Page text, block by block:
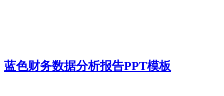
蓝色财务数据分析报告PPT模板